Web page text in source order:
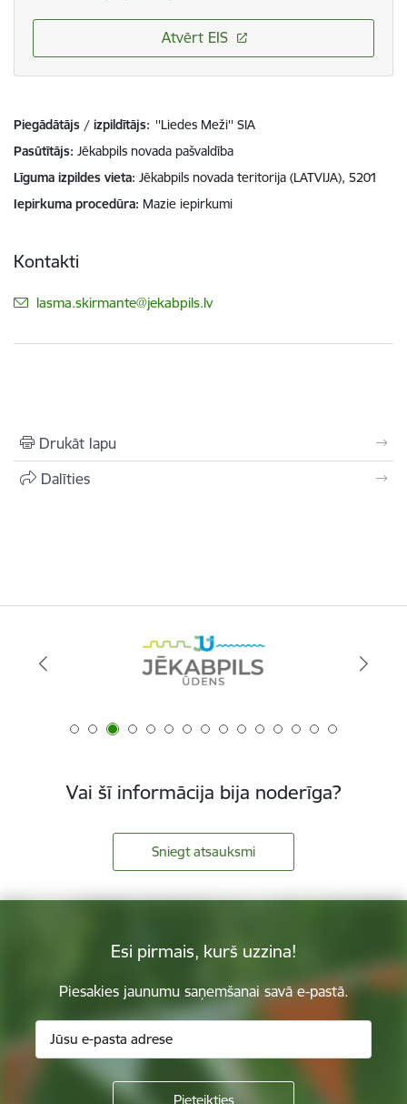
Atvērt EIS
Piegādātājs / izpildītājs: ''Liedes Meži'' SIA
Pasūtītājs Jēkabpils novada pašvaldība
Līguma izpildes vieta Jēkabpils novada teritorija (LATVIJA), 5201
Iepirkuma procedūra Mazie iepirkumi
Kontakti
E-pasts:
lasma.skirmante@jekabpils.lv
Drukāt lapu
Dalīties
Vai šī informācija bija noderīga?
Sniegt atsauksmi
Esi pirmais, kurš uzzina!
Piesakies jaunumu saņemšanai savā e-pastā.